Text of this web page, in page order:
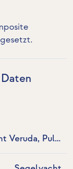
Veruda, Pula,